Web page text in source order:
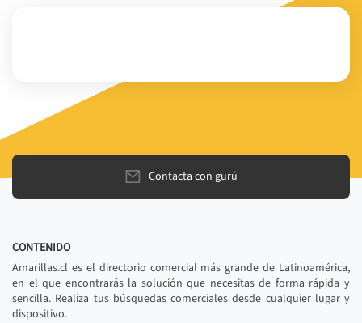
Contacta con gurú
CONTENIDO
Amarillas.cl es el directorio comercial más grande de Latinoamérica,
en el que encontrarás la solución que necesitas de forma rápida y
sencilla. Realiza tus búsquedas comerciales desde cualquier lugar y
dispositivo.